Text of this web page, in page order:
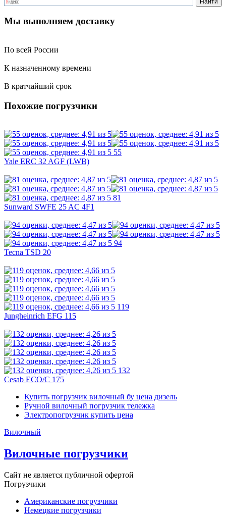
Мы выполняем доставку
По всей России
К назначенному времени
В кратчайший срок
Похожие погрузчики
55
Yale ERC 32 AGF (LWB)
81
Sunward SWFE 25 AC 4F1
94
Tecna TSD 20
119
Jungheinrich EFG 115
132
Cesab ECO/C 175
Купить погрузчик вилочный бу цена дизель
Ручной вилочный погрузчик тележка
Электропогрузчик купить цена
Вилочный
Вилочные погрузчики
Сайт не является публичной офертой
Погрузчики
Американские погрузчики
Немецкие погрузчики